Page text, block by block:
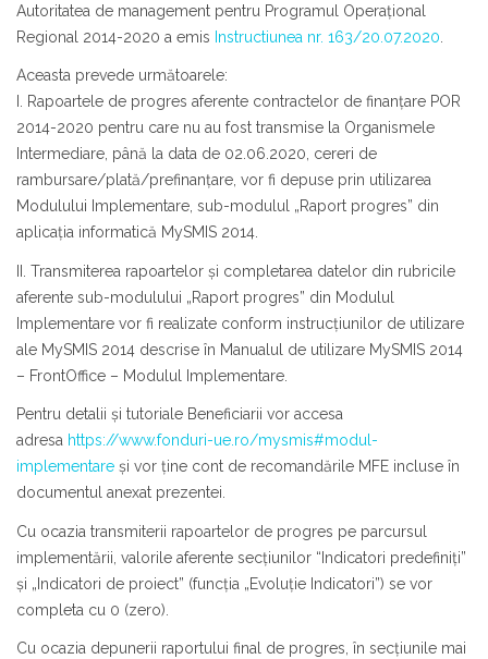
Autoritatea de management pentru Programul Operațional
Regional 2014-2020 a emis Instructiunea nr. 163/20.07.2020
Aceasta prevede următoarele:
I. Rapoartele de progres aferente contractelor de finanțare POR
2014-2020 pentru care nu au fost transmise la Organismele
Intermediare, până la data de 02.06.2020, cereri de
rambursare/plată/prefinanțare, vor fi depuse prin utilizarea
Modulului Implementare, sub-modulul „Raport progres” din
aplicația informatică MySMIS 2014.
II. Transmiterea rapoartelor și completarea datelor din rubricile
aferente sub-modulului „Raport progres” din Modulul
Implementare vor fi realizate conform instrucțiunilor de utilizare
ale MySMIS 2014 descrise în Manualul de utilizare MySMIS 2014
– FrontOffice – Modulul Implementare.
Pentru detalii și tutoriale Beneficiarii vor accesa
adresa https://www.fonduri-ue.ro/mysmis#modul-
implementare și vor ține cont de recomandările MFE incluse în
documentul anexat prezentei.
Cu ocazia transmiterii rapoartelor de progres pe parcursul
implementării, valorile aferente secțiunilor “Indicatori predefiniți”
și „Indicatori de proiect” (funcția „Evoluție Indicatori”) se vor
completa cu 0 (zero).
Cu ocazia depunerii raportului final de progres, în secțiunile mai